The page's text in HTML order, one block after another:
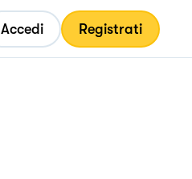
Accedi Registrati